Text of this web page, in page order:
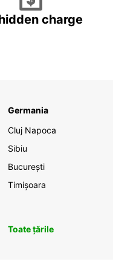
charge
Germania
Cluj Napoca
Sibiu
București
Timișoara
Toate țările